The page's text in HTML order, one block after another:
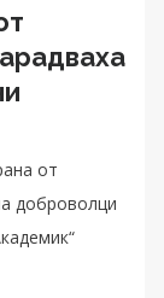
от
доброволци